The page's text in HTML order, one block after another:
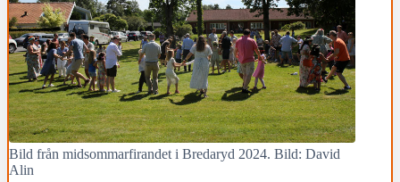
Bild från midsommarfirandet i Bredaryd 2024. Bild: David
Alin